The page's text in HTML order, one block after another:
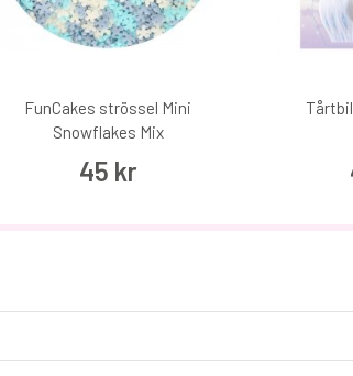
FunCakes strössel Mini
Snowflakes Mix
45 kr